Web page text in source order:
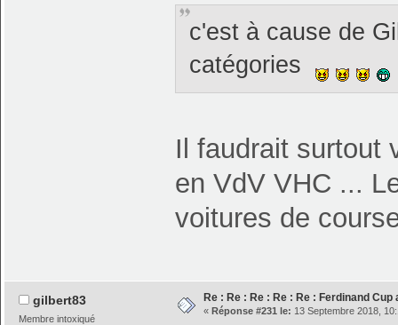
c'est à cause de
catégories
Il faudrait surtout
en VdV VHC ...
voitures de
gilbert83
Membre intoxiqué
Re : Re : Re : Re : Re : Ferdinand Cup
« Réponse #231 le: 13 Septembre 2018,